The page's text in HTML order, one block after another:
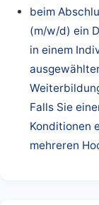
beim
(m/w/d) ein
in einem
Falls Sie
Konditionen
mehreren